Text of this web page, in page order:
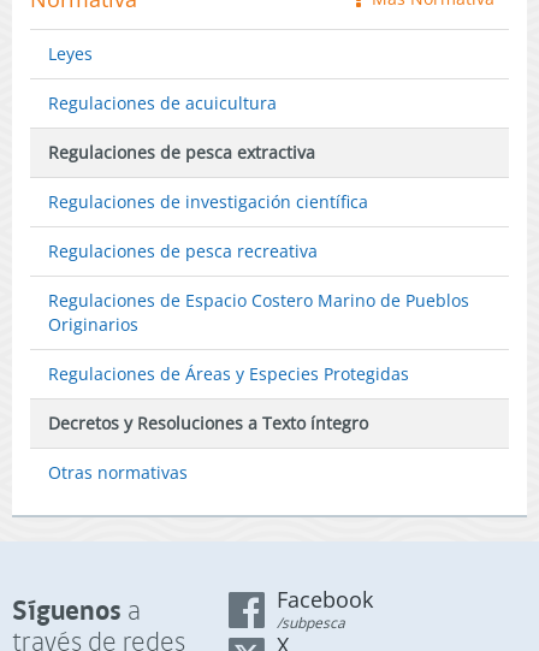
Leyes
Regulaciones de acuicultura
Regulaciones de pesca extractiva
Regulaciones de investigación científica
Regulaciones de pesca recreativa
Regulaciones de Espacio Costero Marino de Pueblos
Originarios
Regulaciones de Áreas y Especies Protegidas
Decretos y Resoluciones a Texto íntegro
Otras normativas
Síguenos a
través de redes
Facebook
/subpesca
X